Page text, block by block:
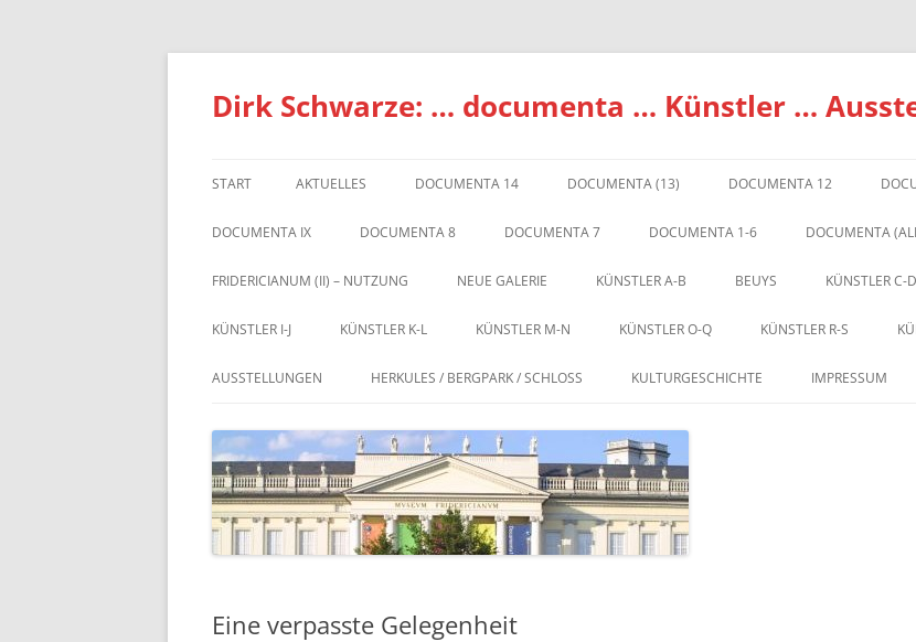
Zum
springen
Dirk Schwarze: … documenta … Künstler …
START AKTUELLES DOCUMENTA 14 DOCUMENTA (13) DOCUMENTA 12
DOCUMENTA IX DOCUMENTA 8 DOCUMENTA 7 DOCUMENTA 1-6 DOCUMENTA
FRIDERICIANUM (II) – NUTZUNG NEUE GALERIE KÜNSTLER A-B BEUYS KÜNSTLER C-D
KÜNSTLER I-J KÜNSTLER K-L KÜNSTLER M-N KÜNSTLER O-Q KÜNSTLER R-S
AUSSTELLUNGEN HERKULES / BERGPARK / SCHLOSS KULTURGESCHICHTE IMPRESSUM
Eine verpasste Gelegenheit